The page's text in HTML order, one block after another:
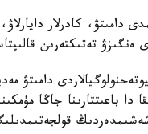
دامىتۋ، كادرلار
ەنگىزۋ تەتىكتەرىن
دامىتۋ
دا باعىتتارىنا جاڭا